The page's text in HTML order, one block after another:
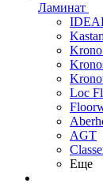
Ламинат
Loc
AGT
Еще